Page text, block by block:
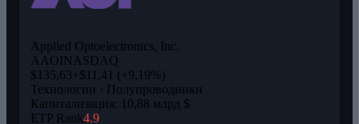
Applied Optoelectronics, Inc.
AAOINASDAQ
$135,63+$11,41 (+9,19%)
Технологии · Полупроводники
Капитализация: 10,88 млрд $
ETP Rank4.9